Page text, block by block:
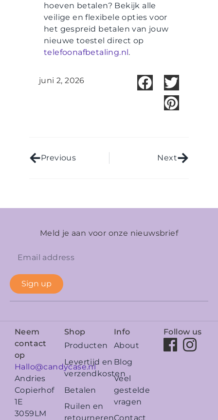
hoeven betalen? Bekijk alle
veilige en flexibele opties voor
het gespreid betalen van jouw
nieuwe toestel direct op
telefoonafbetaling.nl.
juni 2, 2026
Previous Next
Meld je aan voor onze nieuwsbrief
Sign up
Neem
contact
op
Hallo@candycase.nl
Andries
Copierhof
1E
3059LM
Shop
Producten
Levertijd en
verzendkosten
Betalen
Ruilen en
retourneren
Info
About
Blog
Veel
gestelde
vragen
Contact
Follow us